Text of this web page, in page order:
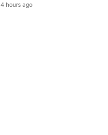
4 hours ago